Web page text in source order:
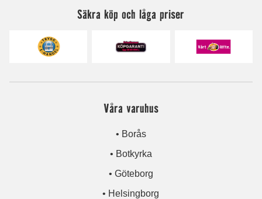
Säkra köp och låga priser
Våra varuhus
• Borås
• Botkyrka
• Göteborg
• Helsingborg